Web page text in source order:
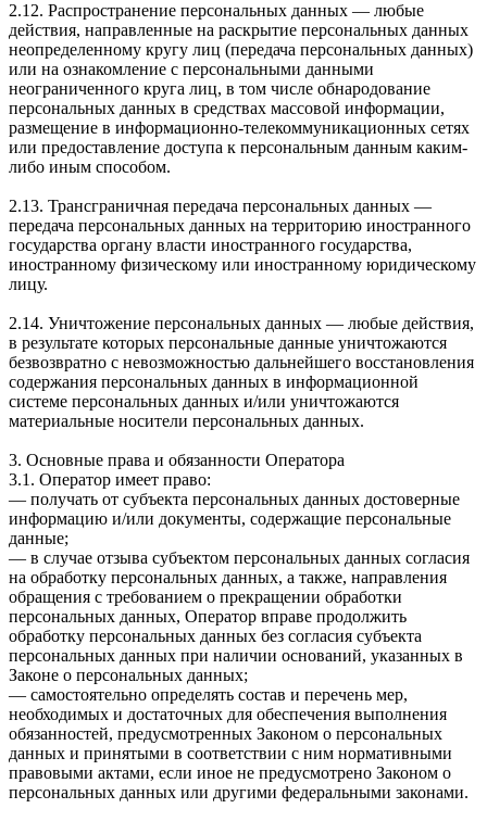
2.12. Распространение персональных данных — любые
действия, направленные на раскрытие персональных данных
неопределенному кругу лиц (передача персональных данных)
или на ознакомление с персональными данными
неограниченного круга лиц, в том числе обнародование
персональных данных в средствах массовой информации,
размещение в информационно-телекоммуникационных сетях
или предоставление доступа к персональным данным каким-
либо иным способом.
2.13. Трансграничная передача персональных данных —
передача персональных данных на территорию иностранного
государства органу власти иностранного государства,
иностранному физическому или иностранному юридическому
лицу.
2.14. Уничтожение персональных данных — любые действия,
в результате которых персональные данные уничтожаются
безвозвратно с невозможностью дальнейшего восстановления
содержания персональных данных в информационной
системе персональных данных и/или уничтожаются
материальные носители персональных данных.
3. Основные права и обязанности Оператора
3.1. Оператор имеет право:
— получать от субъекта персональных данных достоверные
информацию и/или документы, содержащие персональные
данные;
— в случае отзыва субъектом персональных данных согласия
на обработку персональных данных, а также, направления
обращения с требованием о прекращении обработки
персональных данных, Оператор вправе продолжить
обработку персональных данных без согласия субъекта
персональных данных при наличии оснований, указанных в
Законе о персональных данных;
— самостоятельно определять состав и перечень мер,
необходимых и достаточных для обеспечения выполнения
обязанностей, предусмотренных Законом о персональных
данных и принятыми в соответствии с ним нормативными
правовыми актами, если иное не предусмотрено Законом о
персональных данных или другими федеральными законами.